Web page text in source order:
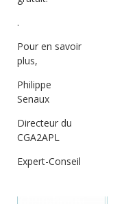
.
Pour en savoir
plus,
Philippe
Senaux
Directeur du
CGA2APL
Expert-Conseil